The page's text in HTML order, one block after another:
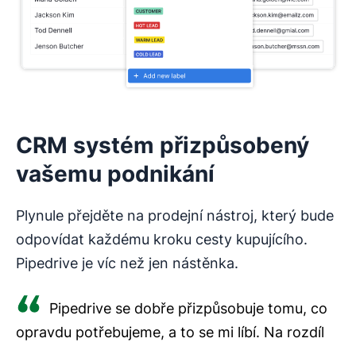
CRM systém přizpůsobený
vašemu podnikání
Plynule přejděte na prodejní nástroj, který bude
odpovídat každému kroku cesty kupujícího.
Pipedrive je víc než jen nástěnka.
Pipedrive se dobře přizpůsobuje tomu, co
opravdu potřebujeme, a to se mi líbí. Na rozdíl